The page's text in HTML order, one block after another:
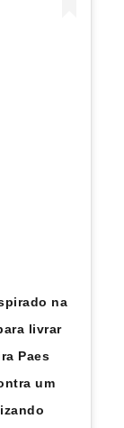
na
livrar
Paes
um